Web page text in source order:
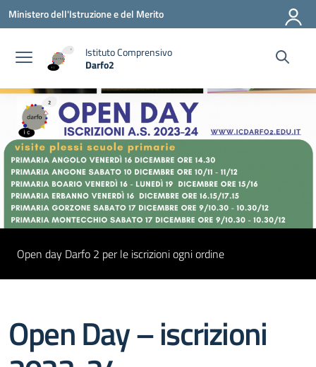
Vai ai contenuti
Vai al menu di navigazione
Vai al footer
Ministero dell'Istruzione e del Merito
Istituto Comprensivo
Darfo2
Open day Darfo 2 per le iscrizioni ogni ordine
Open Day – iscrizioni